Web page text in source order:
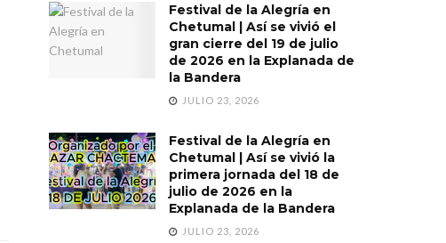
Festival de la Alegría en
Chetumal | Así se vivió el
gran cierre del 19 de julio
de 2026 en la Explanada de
la Bandera
JULIO 23, 2026
Festival de la Alegría en
Chetumal | Así se vivió la
primera jornada del 18 de
julio de 2026 en la
Explanada de la Bandera
JULIO 23, 2026